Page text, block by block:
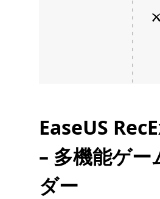
EaseUS
– 多機能ゲー
ダー